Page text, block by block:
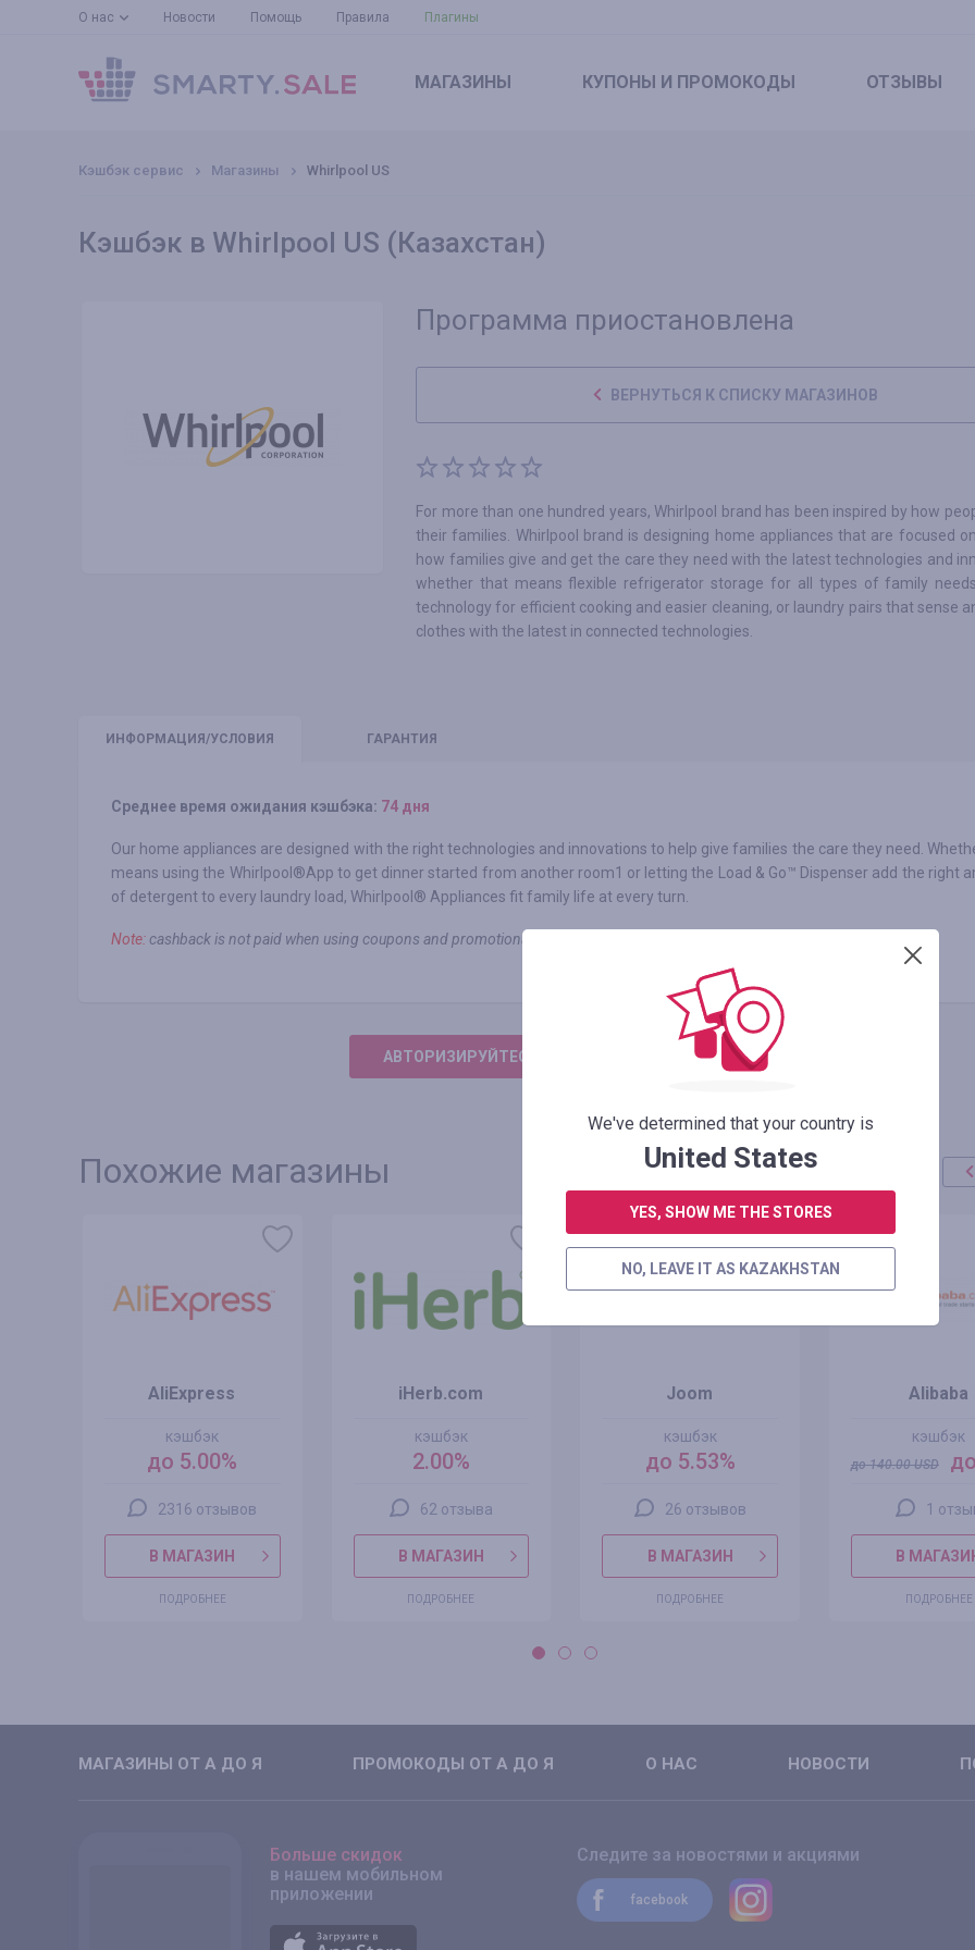
О нас Новости Помощь Правила Плагины
МАГАЗИНЫ КУПОНЫ И ПРОМОКОДЫ ОТЗЫВЫ
Кэшбэк сервис Магазины Whirlpool US
Кэшбэк в Whirlpool US (Казахстан)
Программа приостановлена
ВЕРНУТЬСЯ К СПИСКУ МАГАЗИНОВ
For more than one hundred years, Whirlpool brand has been inspired by how
their families. Whirlpool brand is designing home appliances that are focused
how families give and get the care they need with the latest technologies and
whether that means flexible refrigerator storage for all types of family
technology for efficient cooking and easier cleaning, or laundry pairs that sense
clothes with the latest in connected technologies.
ИНФО РМАЦИЯ/УСЛОВИЯ ГАРАНТИЯ
Среднее время ожидания кэшбэка: 74 дня
Our home appliances are designed with the right technologies and innovations to help give families the care they need.
means using the Whirlpool®App to get dinner started from another room1 or letting the Load & Go™ Dispenser add the right
of detergent to every laundry load, Whirlpool® Appliances fit family life at every turn.
Note:cashback is not paid when using coupons and promotional codes
АВТОРИЗИРУЙТЕСЬ, ЧТОБЫ ОСТАВИТЬ ОТЗЫВ
Похожие магазины
AliExpress
кэшбэк
до 5.00%
2316 отзывов
В МАГАЗИН
ПОДРОБНЕЕ
iHerb.com
кэшбэк
2.00%
62 отзыва
В МАГАЗИН
ПОДРОБНЕЕ
Joom
кэшбэк
до 5.53%
26 отзывов
В МАГАЗИН
ПОДРОБНЕЕ
акция
+100%
Alibaba
кэшбэк
до140.00USD
1
В
ПОДРОБНЕЕ
МАГАЗИНЫ ОТ А ДО Я ПРОМОКОДЫ ОТ А ДО Я О НАС НОВОСТИ
Больше скидок
в нашем мобильном
приложении
Следите за новостями и акциями
facebook
We've determined that your country is
United States
YES, SHOW ME THE STORES
NO, LEAVE IT AS KAZAKHSTAN